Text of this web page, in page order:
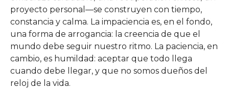
proyecto personal—se construyen con tiempo,
constancia y calma. La impaciencia es, en el fondo,
una forma de arrogancia: la creencia de que el
mundo debe seguir nuestro ritmo. La paciencia, en
cambio, es humildad: aceptar que todo llega
cuando debe llegar, y que no somos dueños del
reloj de la vida.